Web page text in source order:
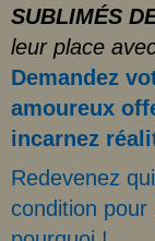
SUBLIMÉS
leur place
Demandez
amoureux
incarnez
Redevenez
condition